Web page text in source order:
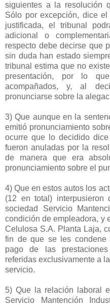
siguientes a la resolución
Sólo por excepción, dice
justificada, el tribunal
adicional o
respecto debe decirse que
sin duda han estado
tribunal estima que no
presentación, por lo
acompañados, y, al
pronunciarse sobre la
3) Que aunque en la
emitió pronunciamiento
ocurre que lo decidido
fueron anuladas por la
de manera que era
pronunciamiento sobre el
4) Que en estos autos los
(12 en total) interpusieron
sociedad Servicio
condición de empleadora, y
Celulosa S.A. Planta Laja,
fin de que se les condene
pago de las
referidas exclusivamente a
servicio.
5) Que la relación laboral
Servicio Mantención